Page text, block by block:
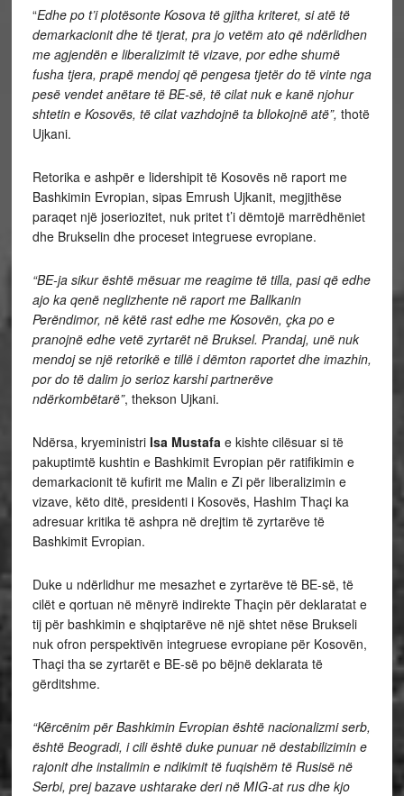
“Edhe po t’i plotësonte Kosova të gjitha kriteret, si atë të
demarkacionit dhe të tjerat, pra jo vetëm ato që ndërlidhen
me agjendën e liberalizimit të vizave, por edhe shumë
fusha tjera, prapë mendoj që pengesa tjetër do të vinte nga
pesë vendet anëtare të BE-së, të cilat nuk e kanë njohur
shtetin e Kosovës, të cilat vazhdojnë ta bllokojnë atë”, thotë
Ujkani.
Retorika e ashpër e lidershipit të Kosovës në raport me
Bashkimin Evropian, sipas Emrush Ujkanit, megjithëse
paraqet një joseriozitet, nuk pritet t’i dëmtojë marrëdhëniet
dhe Brukselin dhe proceset integruese evropiane.
“BE-ja sikur është mësuar me reagime të tilla, pasi që edhe
ajo ka qenë neglizhente në raport me Ballkanin
Perëndimor, në këtë rast edhe me Kosovën, çka po e
pranojnë edhe vetë zyrtarët në Bruksel. Prandaj, unë nuk
mendoj se një retorikë e tillë i dëmton raportet dhe imazhin,
por do të dalim jo serioz karshi partnerëve
ndërkombëtarë”, thekson Ujkani.
Ndërsa, kryeministri Isa Mustafa e kishte cilësuar si të
pakuptimtë kushtin e Bashkimit Evropian për ratifikimin e
demarkacionit të kufirit me Malin e Zi për liberalizimin e
vizave, këto ditë, presidenti i Kosovës, Hashim Thaçi ka
adresuar kritika të ashpra në drejtim të zyrtarëve të
Bashkimit Evropian.
Duke u ndërlidhur me mesazhet e zyrtarëve të BE-së, të
cilët e qortuan në mënyrë indirekte Thaçin për deklaratat e
tij për bashkimin e shqiptarëve në një shtet nëse Brukseli
nuk ofron perspektivën integruese evropiane për Kosovën,
Thaçi tha se zyrtarët e BE-së po bëjnë deklarata të
gërditshme.
“Kërcënim për Bashkimin Evropian është nacionalizmi serb,
është Beogradi, i cili është duke punuar në destabilizimin e
rajonit dhe instalimin e ndikimit të fuqishëm të Rusisë në
Serbi, prej bazave ushtarake deri në MIG-at rus dhe kjo